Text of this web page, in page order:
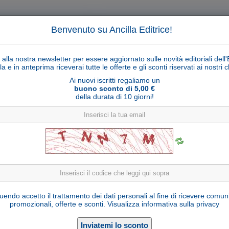
Benvenuto su Ancilla Editrice!
alla nostra newsletter per essere aggiornato sulle novità editoriali
e in anteprima riceverai tutte le offerte e gli sconti riservati ai nostri
Ai nuovi iscritti regaliamo un
buono sconto di 5,00 €
della durata di 10 giorni!
accetto il trattamento dei dati personali al fine di ricevere
promozionali, offerte e sconti. Visualizza informativa sulla privacy
Cerca
Collane libri
Articoli religiosi
di Gerusalemme copertina rigida con
Edizioni EDB
9788810820315